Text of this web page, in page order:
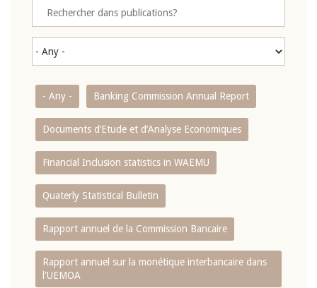
- Any - Banking Commission Annual Report
Documents d’Etude et d’Analyse Economiques
Financial Inclusion statistics in WAEMU
Quaterly Statistical Bulletin
Rapport annuel de la Commission Bancaire
Rapport annuel sur la monétique interbancaire dans
l'UEMOA